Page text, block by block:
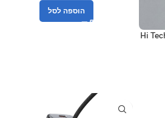
הוספה לסל